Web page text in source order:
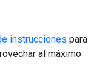
instrucciones para
al máximo